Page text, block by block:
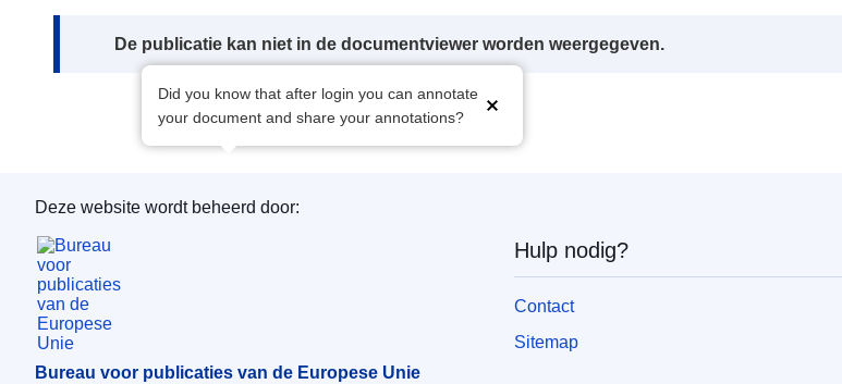
Note:
De publicatie kan niet in de documentviewer worden weergegeven.
Did you know that after login you can annotate
your document and share your annotations?
Bureau voor publicaties van de Europese Unie
Deze website wordt beheerd door:
Bureau voor publicaties van de Europese Unie
Hulp nodig?
Contact
Sitemap